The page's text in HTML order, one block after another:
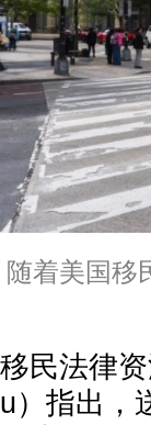
随着美国移
移民法律
u）指出，